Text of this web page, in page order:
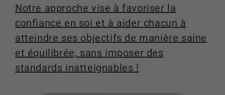
Notre approche vise à favoriser la
confiance en soi et à aider chacun à
atteindre ses objectifs de manière saine
et équilibrée, sans imposer des
standards inatteignables !